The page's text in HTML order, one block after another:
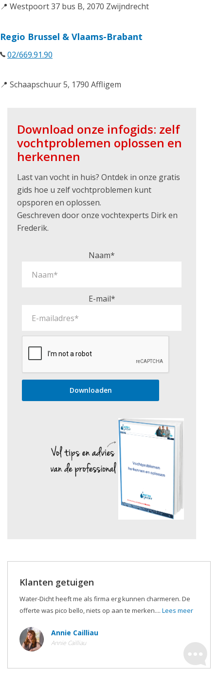
📍 Westpoort 37 bus B, 2070 Zwijndrecht
Regio Brussel & Vlaams-Brabant
02/669.91.90
📍 Schaapschuur 5, 1790 Affligem
Download onze infogids: zelf
vochtproblemen oplossen en
herkennen
Last van vocht in huis? Ontdek in onze gratis
gids hoe u zelf vochtproblemen kunt
opsporen en oplossen.
Geschreven door onze vochtexperts Dirk en
Frederik.
Naam*
E-mail*
Klanten getuigen
Water-Dicht heeft me als firma erg kunnen charmeren. De
offerte was pico bello, niets op aan te merken.... Lees meer
Annie Cailliau
Annie Cailliau